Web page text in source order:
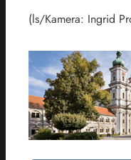
(ls/Kamera: Ingrid